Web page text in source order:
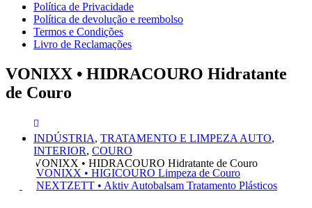
Política de Privacidade
Política de devolução e reembolso
Termos e Condições
Livro de Reclamações
VONIXX • HIDRACOURO Hidratante
de Couro
INDÚSTRIA, TRATAMENTO E LIMPEZA AUTO,
INTERIOR, COURO
VONIXX • HIDRACOURO Hidratante de Couro
VONIXX • HIGICOURO Limpeza de Couro
NEXTZETT • Aktiv Autobalsam Tratamento Plásticos